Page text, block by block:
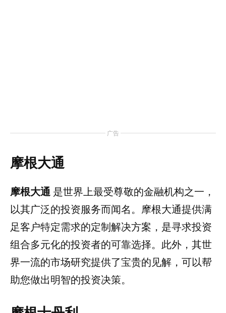
广告
摩根大通
摩根大通是世界上最受尊敬的金融机构之一，
以其广泛的投资服务而闻名。摩根大通提供满
足客户特定需求的定制解决方案，是寻求投资
组合多元化的投资者的可靠选择。此外，其世
界一流的市场研究提供了宝贵的见解，可以帮
助您做出明智的投资决策。